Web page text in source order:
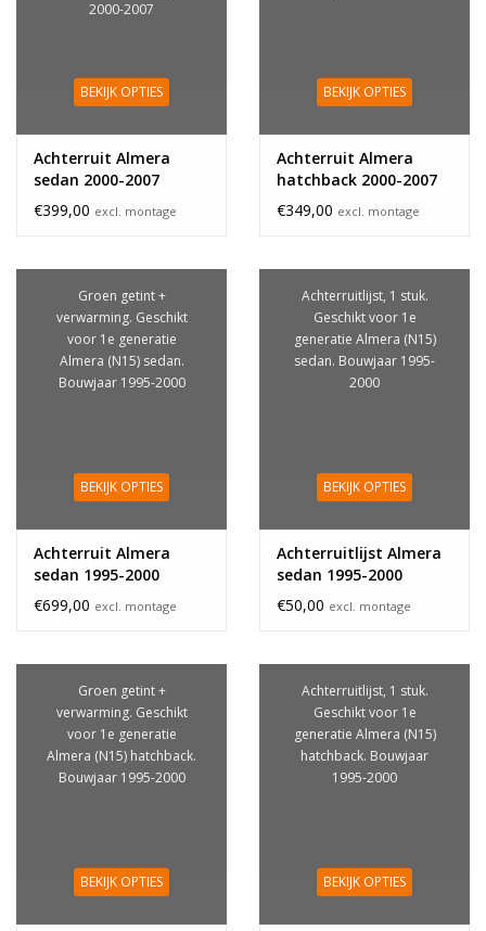
2000-2007
BEKIJK OPTIES
Achterruit Almera
sedan 2000-2007
€399,00 excl. montage
BEKIJK OPTIES
Achterruit Almera
hatchback 2000-2007
€349,00 excl. montage
Groen getint +
verwarming. Geschikt
voor 1e generatie
Almera (N15) sedan.
Bouwjaar 1995-2000
BEKIJK OPTIES
Achterruit Almera
sedan 1995-2000
€699,00 excl. montage
Achterruitlijst, 1 stuk.
Geschikt voor 1e
generatie Almera (N15)
sedan. Bouwjaar 1995-
2000
BEKIJK OPTIES
Achterruitlijst Almera
sedan 1995-2000
€50,00 excl. montage
Groen getint +
verwarming. Geschikt
voor 1e generatie
Almera (N15) hatchback.
Bouwjaar 1995-2000
BEKIJK OPTIES
Achterruitlijst, 1 stuk.
Geschikt voor 1e
generatie Almera (N15)
hatchback. Bouwjaar
1995-2000
BEKIJK OPTIES